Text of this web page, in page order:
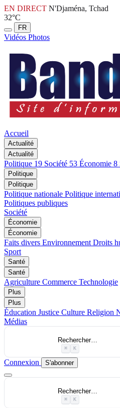
EN DIRECT N'Djaména, Tchad
32°C
FR
Vidéos Photos
Accueil
Actualité
Actualité
Politique 19 Société 53 Économie 8
Politique
Politique
Politique nationale Politique
Politiques publiques
Société
Économie
Économie
Faits divers Environnement Droits
Sport
Santé
Santé
Agriculture Commerce Technologie
Plus
Plus
Éducation Justice Culture Religion
Médias
Rechercher…
⌘ K
Connexion S'abonner
Rechercher…
⌘ K